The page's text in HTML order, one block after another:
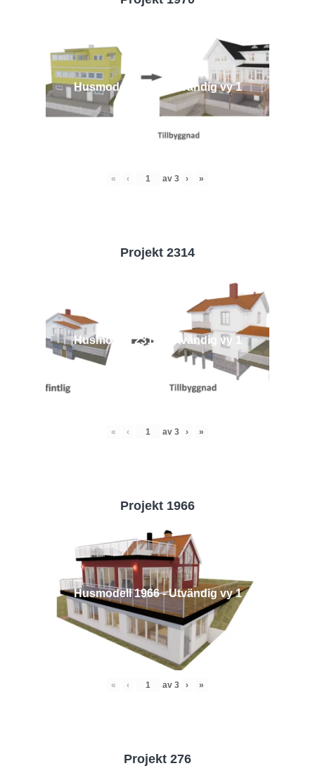
Husmodell 1970 - Utvändig vy 1
« ‹ av 3 › »
Projekt 2314
Husmodell 2314 - Utvändig vy 1
« ‹ av 3 › »
Projekt 1966
Husmodell 1966 - Utvändig vy 1
« ‹ av 3 › »
Projekt 276